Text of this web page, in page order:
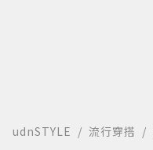
udnSTYLE 流行穿搭